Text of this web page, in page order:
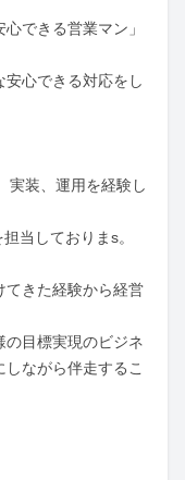
できる営業マン」
心できる対応をし
実装、運用を経験し
当しておりまs。
てきた経験から経営
目標実現のビジネ
ながら伴走するこ